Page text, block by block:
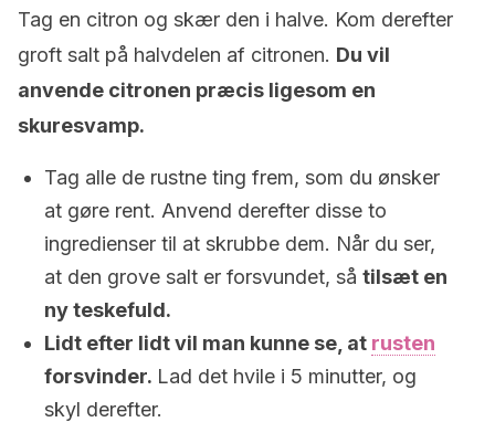
Tag en citron og skær den i halve. Kom derefter
groft salt på halvdelen af citronen. Du vil
anvende citronen præcis ligesom en
skuresvamp.
Tag alle de rustne ting frem, som du ønsker
at gøre rent. Anvend derefter disse to
ingredienser til at skrubbe dem. Når du ser,
at den grove salt er forsvundet, så tilsæt en
ny teskefuld.
Lidt efter lidt vil man kunne se, at rusten
forsvinder. Lad det hvile i 5 minutter, og
skyl derefter.